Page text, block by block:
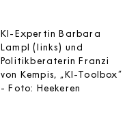
KI-Expertin Barbara
Lampl (links) und
Politikberaterin Franzi
von Kempis, „KI-Toolbox“
- Foto: Heekeren